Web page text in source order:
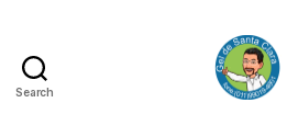
Search